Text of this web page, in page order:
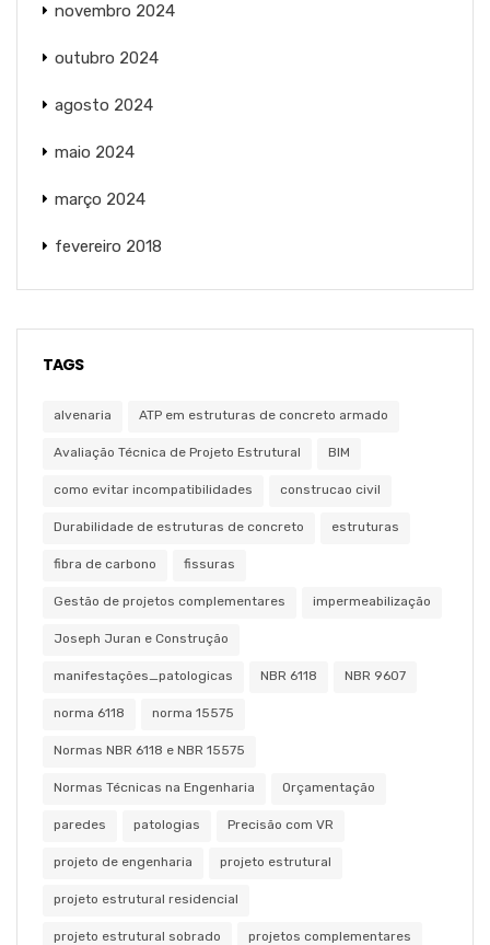
novembro 2024
outubro 2024
agosto 2024
maio 2024
março 2024
fevereiro 2018
TAGS
alvenaria ATP em estruturas de concreto armado
Avaliação Técnica de Projeto Estrutural BIM
como evitar incompatibilidades construcao civil
Durabilidade de estruturas de concreto estruturas
fibra de carbono fissuras
Gestão de projetos complementares impermeabilização
Joseph Juran e Construção
manifestações_patologicas NBR 6118 NBR 9607
norma 6118 norma 15575
Normas NBR 6118 e NBR 15575
Normas Técnicas na Engenharia Orçamentação
paredes patologias Precisão com VR
projeto de engenharia projeto estrutural
projeto estrutural residencial
projeto estrutural sobrado projetos complementares